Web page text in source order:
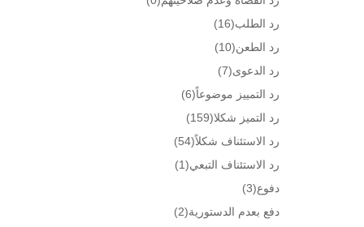
رد الطلب(16)
رد الطعن(10)
رد الدعوى(7)
رد التمييز موضوعاً(6)
رد التميز شكلا(159)
رد الاستئناف شكلاً(54)
رد الاستئناف التبعي(1)
دفوع(3)
دفع بعدم الدستورية(2)